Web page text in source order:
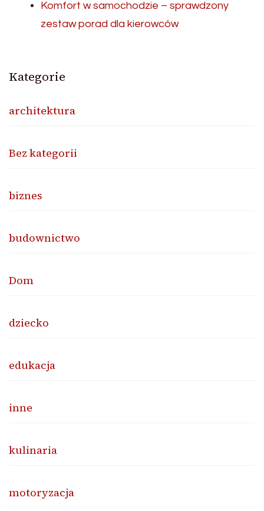
Komfort w samochodzie – sprawdzony
zestaw porad dla kierowców
Kategorie
architektura
Bez kategorii
biznes
budownictwo
Dom
dziecko
edukacja
inne
kulinaria
motoryzacja